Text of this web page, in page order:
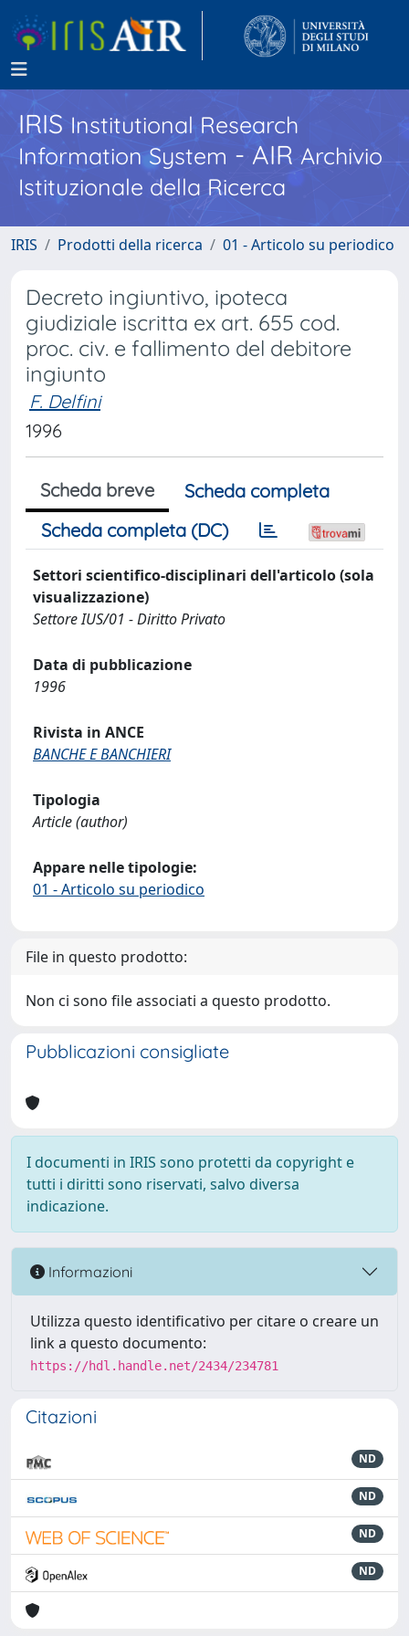
IRISInstitutional Research
Information System - AIR Archivio
Istituzionale della Ricerca
IRIS Prodotti della ricerca 01 - Articolo su periodico
Decreto ingiuntivo, ipoteca
giudiziale iscritta ex art. 655 cod.
proc. civ. e fallimento del debitore
ingiunto
F. Delfini
1996
Scheda breve
Scheda completa
Scheda completa (DC)
Settori scientifico-disciplinari dell'articolo (sola
visualizzazione)
Settore IUS/01 - Diritto Privato
Data di pubblicazione
1996
Rivista in ANCE
BANCHE E BANCHIERI
Tipologia
Article (author)
Appare nelle tipologie:
01 - Articolo su periodico
File in questo prodotto:
Non ci sono file associati a questo prodotto.
Pubblicazioni consigliate
I documenti in IRIS sono protetti da copyright e
tutti i diritti sono riservati, salvo diversa
indicazione.
Informazioni
Utilizza questo identificativo per citare o creare un
link a questo documento:
https://hdl.handle.net/2434/234781
Citazioni
ND
ND
ND
ND